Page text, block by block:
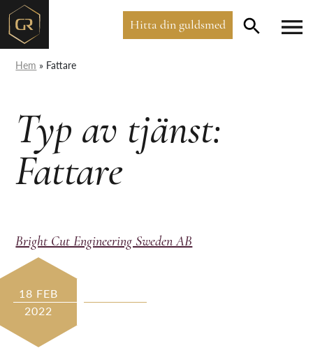
Hitta din guldsmed
Hem » Fattare
Typ av tjänst:
Fattare
Bright Cut Engineering Sweden AB
18 FEB
2022